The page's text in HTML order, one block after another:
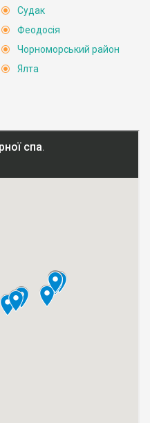
Судак
Феодосія
Чорноморський район
Ялта